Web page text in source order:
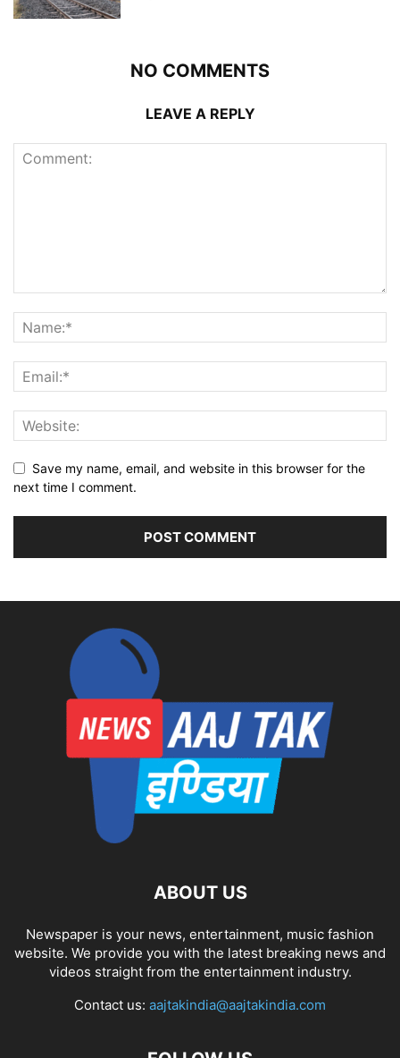
NO COMMENTS
LEAVE A REPLY
Save my name, email, and website in this browser for the
next time I comment.
ABOUT US
Newspaper is your news, entertainment, music fashion
website. We provide you with the latest breaking news and
videos straight from the entertainment industry.
Contact us: aajtakindia@aajtakindia.com